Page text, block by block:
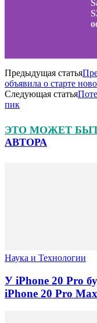
Предыдущая статья
объявила о старте
Следующая статья
пик
ЭТО МОЖЕТ
АВТОРА
Наука и Технологии
У iPhone 20 Pro
iPhone 20 Pro